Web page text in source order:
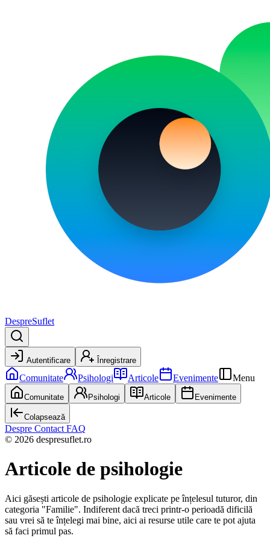
DespreSuflet
Autentificare Înregistrare
Comunitate Psihologi Articole Evenimente Menu
Comunitate Psihologi Articole Evenimente
Colapsează
Despre Contact FAQ
© 2026 despresuflet.ro
Articole de psihologie
Aici găsești articole de psihologie explicate pe înțelesul tuturor, din
categoria "Familie". Indiferent dacă treci printr-o perioadă dificilă
sau vrei să te înțelegi mai bine, aici ai resurse utile care te pot ajuta
să faci primul pas.